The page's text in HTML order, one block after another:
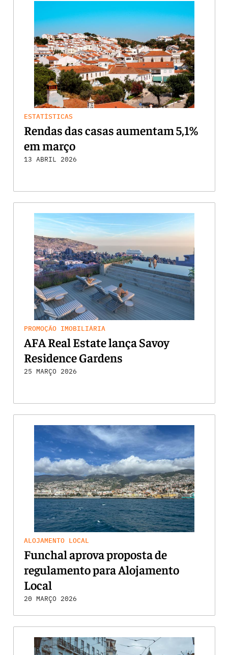
ESTATÍSTICAS
Rendas das casas aumentam 5,1%
em março
13 ABRIL 2026
PROMOÇÃO IMOBILIÁRIA
AFA Real Estate lança Savoy
Residence Gardens
25 MARÇO 2026
ALOJAMENTO LOCAL
Funchal aprova proposta de
regulamento para Alojamento
Local
20 MARÇO 2026